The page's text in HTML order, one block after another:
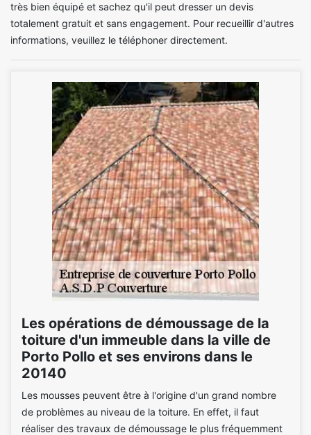
très bien équipé et sachez qu'il peut dresser un devis
totalement gratuit et sans engagement. Pour recueillir d'autres
informations, veuillez le téléphoner directement.
Les opérations de démoussage de la
toiture d'un immeuble dans la ville de
Porto Pollo et ses environs dans le
20140
Les mousses peuvent être à l'origine d'un grand nombre
de problèmes au niveau de la toiture. En effet, il faut
réaliser des travaux de démoussage le plus fréquemment